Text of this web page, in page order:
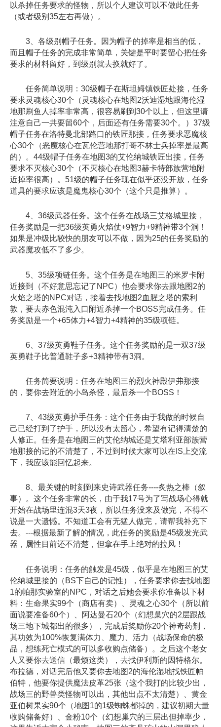
以杀掉任务要求的怪物，所以个人建议可以不做此任务
（或者级别35左右再做）。
3、各级别帽子任务。因为帽子的掉率是相当的低，
而且帽子任务的完成非常简单，关键是平时要留心把任务
要求的材料留好，到级别就去换就好了。
任务简单说明：30级帽子在斯坦姆镇铁匠处接，任务
要求灵魂核心30个（灵魂核心在地图2沃迪湿地跟海伦湿
地那刷鱼人掉率非常高，很容易刷到30个以上，但这里请
注意自己一共要留60个，后面还有任务需要30个。）37级
帽子任务在洛特曼北部路口的铁匠那接，任务要求恶魔核
心30个（恶魔核心在瓦伦营地那打哥不林士兵掉率是最高
的）。44级帽子任务在地图3的艾伦纳城铁匠出接，任务
要求不灭核心30个（不灭核心在地图3赫卡特部族营地附
近掉率很高）。51级的帽子任务现在似乎还没开放，任务
道具的要求应该是魔鬼核心30个（这个只是推算）。
4、36级武器任务。这个任务在战场三艾格城里接，
任务奖励是一把36级英勇火焰仗+9智力+9精神带3个洞！
如果是冲级比较快的朋友可以不做，因为25的任务奖励的
武器魔攻低不了多少。
5、35级项链任务。这个任务是在地图三的米罗卡附
近接到（不好意思忘记了NPC）他会要求你去跟地图2的
火焰之塔的NPC对话，接着去找地图2血腥之塔的索利
敦，要去赤色混沌入口附近杀掉一个BOSS完成任务。任
务奖励是一个+65体力+4智力+4精神的35级项链。
6、37级英勇鞋子任务。这个任务奖励的是一双37级
英勇鞋子比普通鞋子多+3精神带有3洞。
任务简要说明：任务在地图三的烈火神殿伊弗那接
的，要你去附近的小岛杀怪，最后杀一个BOSS！
7、43级英勇护手任务：这个任务由于我做的时候自
己已经打到了护手，所以没有太留心，希望有记得清楚的
人修正。任务是在地图三的艾伦纳城还是艾塔利亚部族营
地那接的记的不清楚了，不过到时候大家可以在IS上交流
下，我应该能回忆起来。
8、最关键的时刻到来史诗武器任务----炙热之棒（叙
事）。这个任务非常的长，由于我17号为了写战场心得就
开始在战场里连混3天3夜，所以任务没来及做完，不得不
说是一大遗憾。不知道工会有无猛人做完，请帮我补充下
去。---根据最新了解的情况，此任务的奖励是45级发光武
器，属性目前还不清楚，但拿在手上绝对的拉风！
任务说明：任务的触发是45级，似乎是在地图三的艾
伦纳城里接的（BS下自己的记性），任务要求你去找地图
1的帕那实验室的NPC，对话之后她会要求你准备以下材
料：生命果实99个（商店有卖）、灵魂之心30个（所以前
面说要准备60个）、阿达曼石20个（幻想巢穴的2层跟战
场三地下城都出的很多），完成后奖励你20个神奇药剂，
其功效为100%恢复满体力、魔力、活力（战场保命的极
品，想练死亡模式的可以多收购点储备）。之后这个老女
人又要你去送信（最烦这类），去找伊利斯的因特格尔。
布拉德，对话完后他又要你去地图2的海伦湿地找铁匠帕
伯特，他要你提供魔法皮革25张（这个我打的比较少出，
战场三的野兽类怪物可以出，其他出点不太清楚）、黄金
亚伯树果实90个（地图1的1级蜘蛛都掉的，建议初期大量
收购储备好）、金粉10个（幻想巢穴的三层出但掉率少，